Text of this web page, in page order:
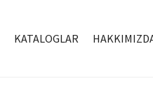
KATALOGLAR